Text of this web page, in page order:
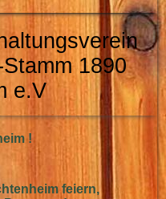
1890
e.V
!
feiern,